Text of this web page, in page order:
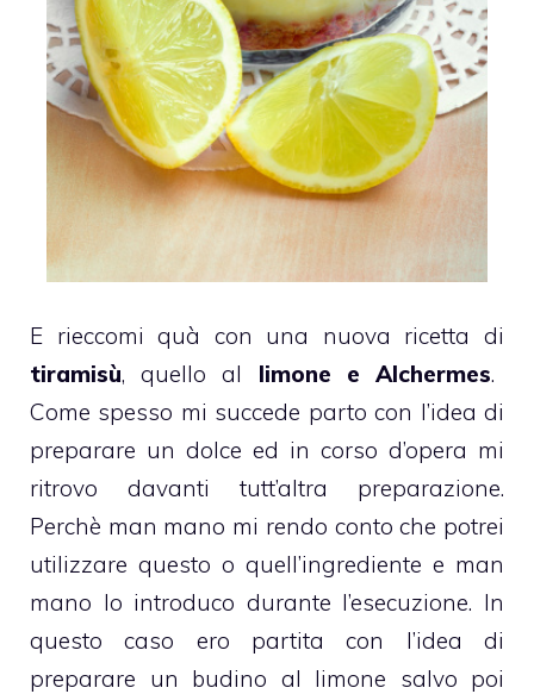
E rieccomi quà con una nuova ricetta di
tiramisù, quello al limone e Alchermes.
Come spesso mi succede parto con l’idea di
preparare un dolce ed in corso d’opera mi
ritrovo davanti tutt’altra preparazione.
Perchè man mano mi rendo conto che potrei
utilizzare questo o quell’ingrediente e man
mano lo introduco durante l’esecuzione. In
questo caso ero partita con l’idea di
preparare un budino al limone salvo poi